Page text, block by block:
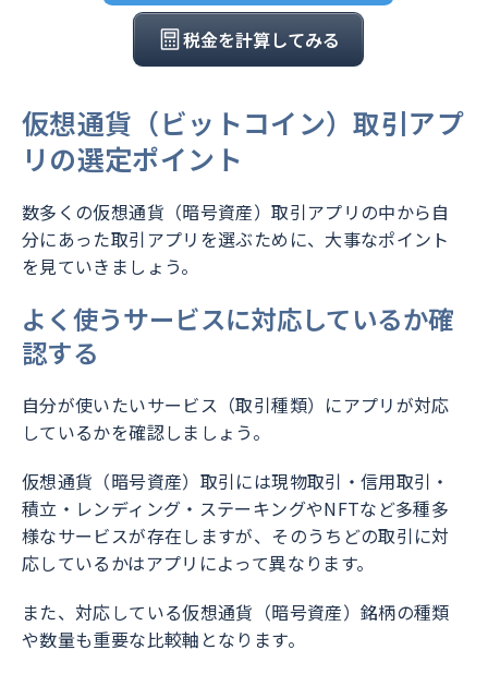
税金を計算してみる
仮想通貨（ビットコイン）取引アプ
リの選定ポイント
数多くの仮想通貨（暗号資産）取引アプリの中から自
分にあった取引アプリを選ぶために、大事なポイント
を見ていきましょう。
よく使うサービスに対応しているか確
認する
自分が使いたいサービス（取引種類）にアプリが対応
しているかを確認しましょう。
仮想通貨（暗号資産）取引には現物取引・信用取引・
積立・レンディング・ステーキングやNFTなど多種多
様なサービスが存在しますが、そのうちどの取引に対
応しているかはアプリによって異なります。
また、対応している仮想通貨（暗号資産）銘柄の種類
や数量も重要な比較軸となります。